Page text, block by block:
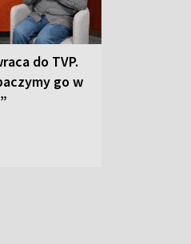
do TVP.
go w